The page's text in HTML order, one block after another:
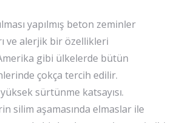
yapılmış beton zeminler
ve alerjik bir özellikleri
gibi ülkelerde bütün
çokça tercih edilir.
sürtünme katsayısı.
silim aşamasında elmaslar ile